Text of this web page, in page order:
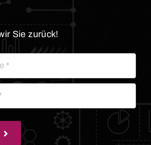
Sie zurück!